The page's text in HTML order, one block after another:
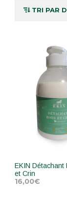
EKIN Détachant
et Crin
16,00€